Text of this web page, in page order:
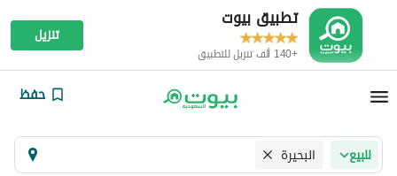
تطبيق بيوت
+140 ألف تنزيل للتطبيق
تنزيل
حفظ
للبيع البحيرة